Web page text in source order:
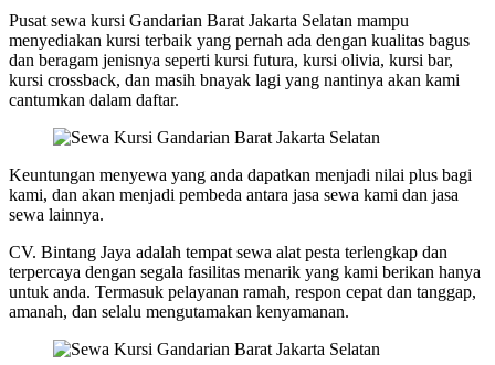
Pusat sewa kursi Gandarian Barat Jakarta Selatan mampu
menyediakan kursi terbaik yang pernah ada dengan kualitas bagus
dan beragam jenisnya seperti kursi futura, kursi olivia, kursi bar,
kursi crossback, dan masih bnayak lagi yang nantinya akan kami
cantumkan dalam daftar.
Keuntungan menyewa yang anda dapatkan menjadi nilai plus bagi
kami, dan akan menjadi pembeda antara jasa sewa kami dan jasa
sewa lainnya.
CV. Bintang Jaya adalah tempat sewa alat pesta terlengkap dan
terpercaya dengan segala fasilitas menarik yang kami berikan hanya
untuk anda. Termasuk pelayanan ramah, respon cepat dan tanggap,
amanah, dan selalu mengutamakan kenyamanan.